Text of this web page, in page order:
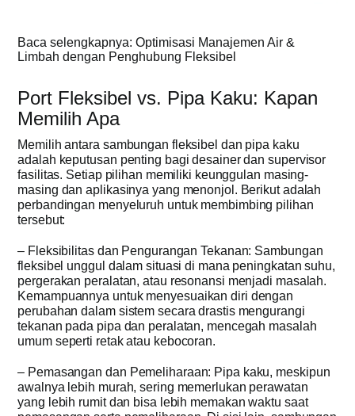
Baca selengkapnya: Optimisasi Manajemen Air &
Limbah dengan Penghubung Fleksibel
Port Fleksibel vs. Pipa Kaku: Kapan
Memilih Apa
Memilih antara sambungan fleksibel dan pipa kaku
adalah keputusan penting bagi desainer dan supervisor
fasilitas. Setiap pilihan memiliki keunggulan masing-
masing dan aplikasinya yang menonjol. Berikut adalah
perbandingan menyeluruh untuk membimbing pilihan
tersebut:
– Fleksibilitas dan Pengurangan Tekanan: Sambungan
fleksibel unggul dalam situasi di mana peningkatan suhu,
pergerakan peralatan, atau resonansi menjadi masalah.
Kemampuannya untuk menyesuaikan diri dengan
perubahan dalam sistem secara drastis mengurangi
tekanan pada pipa dan peralatan, mencegah masalah
umum seperti retak atau kebocoran.
– Pemasangan dan Pemeliharaan: Pipa kaku, meskipun
awalnya lebih murah, sering memerlukan perawatan
yang lebih rumit dan bisa lebih memakan waktu saat